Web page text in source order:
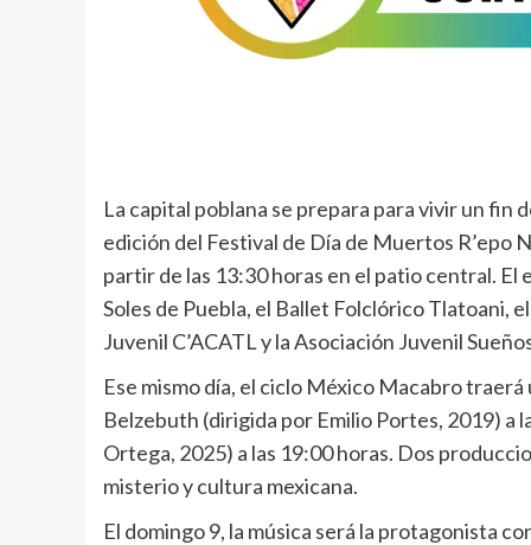
La capital poblana se prepara para vivir un fin
edición del Festival de Día de Muertos R’epo
partir de las 13:30 horas en el patio central.
Soles de Puebla, el Ballet Folclórico Tlatoani,
Juvenil C’ACATL y la Asociación Juvenil
Ese mismo día, el ciclo México Macabro
Belzebuth (dirigida por Emilio Portes, 2019) a
Ortega, 2025) a las 19:00 horas. Dos
misterio y cultura mexicana.
El domingo 9, la música será la protagonista